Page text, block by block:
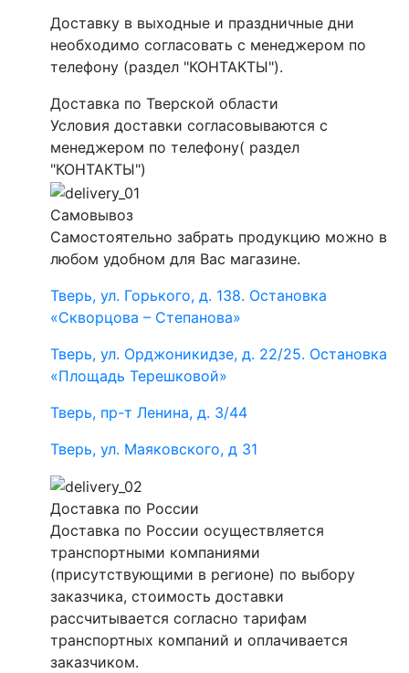
Доставку в выходные и праздничные дни
необходимо согласовать с менеджером по
телефону (раздел "КОНТАКТЫ").
Доставка по Тверской области
Условия доставки согласовываются с
менеджером по телефону( раздел
"КОНТАКТЫ")
Самовывоз
Самостоятельно забрать продукцию можно в
любом удобном для Вас магазине.
Тверь, ул. Горького, д. 138. Остановка
«Скворцова – Степанова»
Тверь, ул. Орджоникидзе, д. 22/25. Остановка
«Площадь Терешковой»
Тверь, пр-т Ленина, д. 3/44
Тверь, ул. Маяковского, д 31
Доставка по России
Доставка по России осуществляется
транспортными компаниями
(присутствующими в регионе) по выбору
заказчика, стоимость доставки
рассчитывается согласно тарифам
транспортных компаний и оплачивается
заказчиком.